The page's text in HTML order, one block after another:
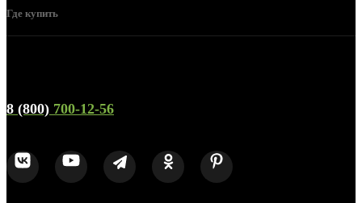
Где купить
8 (800) 700-12-56